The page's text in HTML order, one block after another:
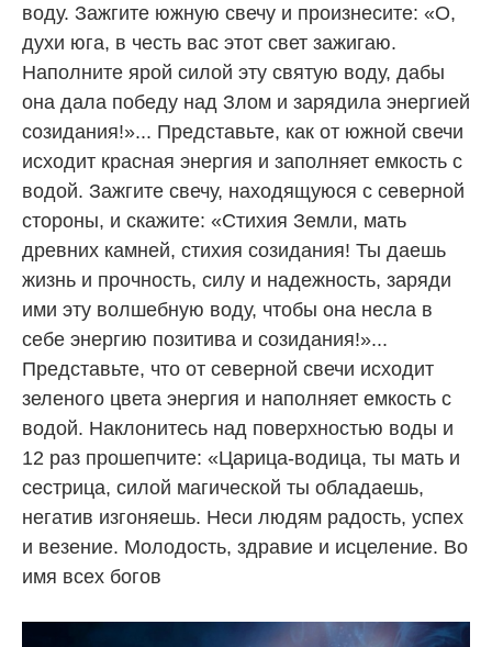
воду. Зажгите южную свечу и произнесите: «О,
духи юга, в честь вас этот свет зажигаю.
Наполните ярой силой эту святую воду, дабы
она дала победу над Злом и зарядила энергией
созидания!»... Представьте, как от южной свечи
исходит красная энергия и заполняет емкость с
водой. Зажгите свечу, находящуюся с северной
стороны, и скажите: «Стихия Земли, мать
древних камней, стихия созидания! Ты даешь
жизнь и прочность, силу и надежность, заряди
ими эту волшебную воду, чтобы она несла в
себе энергию позитива и созидания!»...
Представьте, что от северной свечи исходит
зеленого цвета энергия и наполняет емкость с
водой. Наклонитесь над поверхностью воды и
12 раз прошепчите: «Царица-водица, ты мать и
сестрица, силой магической ты обладаешь,
негатив изгоняешь. Неси людям радость, успех
и везение. Молодость, здравие и исцеление. Во
имя всех богов